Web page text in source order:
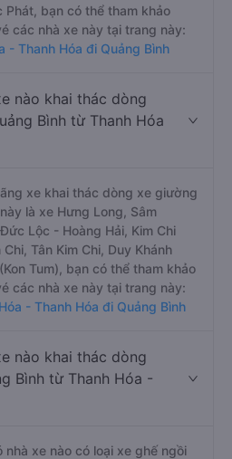
Phát, bạn có thể tham khảo
các nhà xe này tại trang này:
- Thanh Hóa đi Quảng Bình
nào khai thác dòng
Bình từ Thanh Hóa
xe khai thác dòng xe giường
là xe Hưng Long, Sâm
Lộc - Hoàng Hải, Kim Chi
Tân Kim Chi, Duy Khánh
Tum), bạn có thể tham khảo
các nhà xe này tại trang này:
- Thanh Hóa đi Quảng Bình
nào khai thác dòng
Bình từ Thanh Hóa -
nhà xe nào có loại xe ghế ngồi